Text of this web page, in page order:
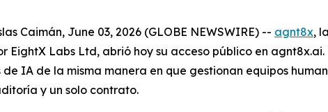
Caimán, June 03, 2026 (GLOBE NEWSWIRE) -- agnt8x,
EightX Labs Ltd, abrió hoy su acceso público en
IA de la misma manera en que gestionan equipos
y un solo contrato.